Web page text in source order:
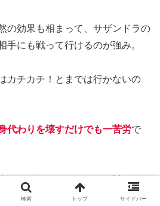
の効果も相まって、サザンドラの
手にも戦って行けるのが強み。
カチカチ！とまでは行かないの
代わりを壊すだけでも一苦労で
るサザンドラやロトムに対して
耐えられそうならアクアブレイ
検索 トップ サイドバー